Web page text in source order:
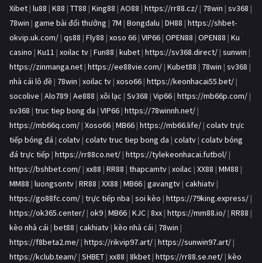
Xibet | lu88 | K88 | TT88 | King88 | AO88 | https://rr88.cz/ | 78win | sv368 |
78win | game bài đổi thưởng | 7M | Bongdalu | DH88 | https://shbet-
okvip.uk.com/ | qs88 | Fly88 | xoso 66 | VIP66 | OPEN88 | OPEN88 | Ku
casino | Ku11 | xoilac tv | Fun88 | kubet | https://sv368.direct/ | sunwin |
https://zinmanga.net | https://ee88vie.com/ | Kubet88 | 78win | sv368 |
nhà cái lô đề | 78win | xoilac tv | xoso66 | https://keonhacai55.bet/ |
socolive | Alo789 | Ae888 | xôi lạc | Sv368 | Vip66 | https://mb66p.com/ |
sv368 | truc tiep bong da | VIP66 | https://78winnh.net/ |
https://mb66q.com/ | Xoso66 | MB66 | https://mb66.life/ | colatv trực
tiếp bóng đá | colatv | colatv truc tiep bong da | colatv | colatv bóng
đá trực tiếp | https://rr88co.net/ | https://tylekeonhacai.futbol/ |
https://bshbet.com/ | xx88 | RR88 | thapcamtv | xoilac | XX88 | MM88 |
MM88 | luongsontv | RR88 | XX88 | MB66 | gavangtv | cakhiatv |
https://go88fc.com/ | trực tiếp nba | soi kèo | https://79king.express/ |
https://ok365.center/ | ok9 | MB66 | KJC | 8xx | https://mm88.io/ | RR88 |
kèo nhà cái | bet88 | cakhiatv | kèo nhà cái | 78win |
https://f8beta2.me/ | https://rikvip97.art/ | https://sunwin97.art/ |
https://kclub.team/ | SHBET | xx88 | 8kbet | https://rr88.se.net/ | kèo